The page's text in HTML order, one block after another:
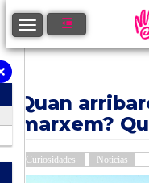
Toggle navigation
Quan
marxem?
Curiosidades Noticias